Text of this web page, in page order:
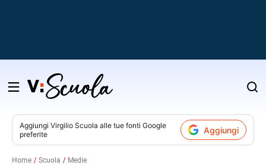
Salta
contenuto
Aggiungi Virgilio Scuola alle tue fonti Google
preferite
Aggiungi
Home Scuola Medie